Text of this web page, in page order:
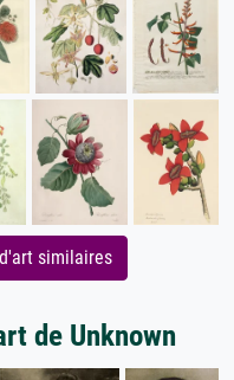
similaires
de Unknown